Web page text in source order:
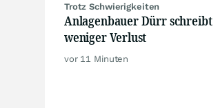
Trotz Schwierigkeiten
Anlagenbauer Dürr schreibt
weniger Verlust
vor 11 Minuten